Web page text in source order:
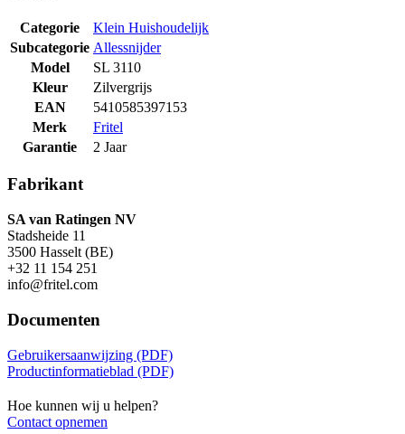
Categorie
Klein Huishoudelijk
Subcategorie Allessnijder
Model
SL 3110
Kleur
Zilvergrijs
EAN
5410585397153
Merk
Fritel
Garantie
2 Jaar
Fabrikant
SA van Ratingen NV
Stadsheide 11
3500 Hasselt (BE)
+32 11 154 251
info@fritel.com
Documenten
Gebruikersaanwijzing (PDF)
Productinformatieblad (PDF)
Hoe kunnen wij u helpen?
Contact opnemen